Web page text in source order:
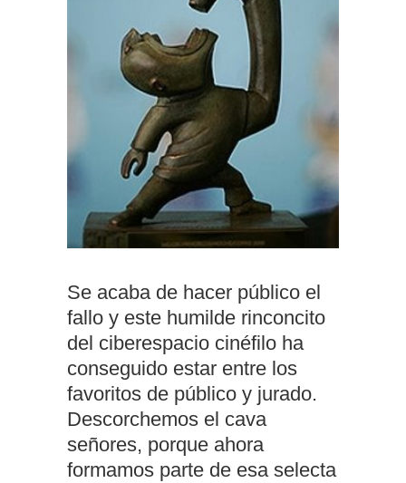
Se acaba de hacer público el
fallo y este humilde rinconcito
del ciberespacio cinéfilo ha
conseguido estar entre los
favoritos de público y jurado.
Descorchemos el cava
señores, porque ahora
formamos parte de esa selecta